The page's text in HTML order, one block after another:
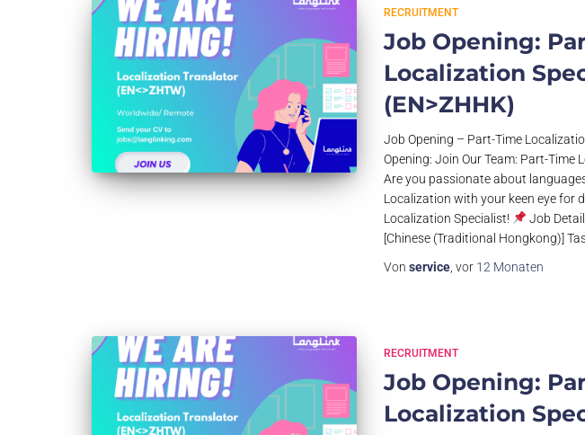
RECRUITMENT
Job Opening:
Localization
(EN>ZHHK)
Job Opening – Part-Time
Opening: Join Our Team: Part-Time
Are you passionate about
Localization with your keen eye for
Localization Specialist!
Job
[Chinese (Traditional Hongkong)]
Von service , vor 12 Monaten
RECRUITMENT
Job Opening:
Localization